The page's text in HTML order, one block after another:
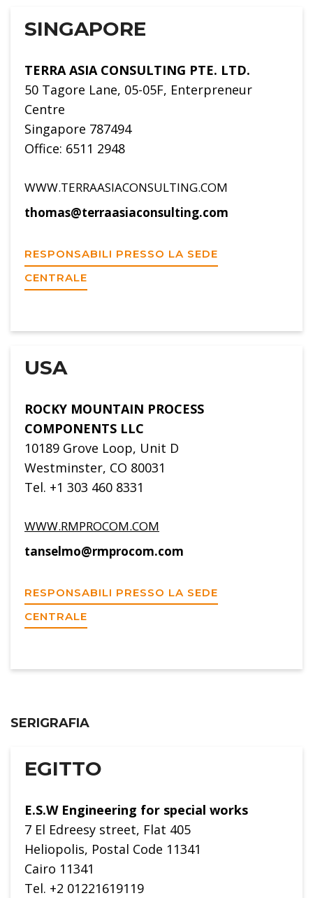
SINGAPORE
TERRA ASIA CONSULTING PTE. LTD.
50 Tagore Lane, 05-05F, Enterpreneur
Centre
Singapore 787494
Office: 6511 2948
WWW.TERRAASIACONSULTING.COM
thomas@terraasiaconsulting.com
RESPONSABILI PRESSO LA SEDE
CENTRALE
USA
ROCKY MOUNTAIN PROCESS
COMPONENTS LLC
10189 Grove Loop, Unit D
Westminster, CO 80031
Tel. +1 303 460 8331
WWW.RMPROCOM.COM
tanselmo@rmprocom.com
RESPONSABILI PRESSO LA SEDE
CENTRALE
SERIGRAFIA
EGITTO
E.S.W Engineering for special works
7 El Edreesy street, Flat 405
Heliopolis, Postal Code 11341
Cairo 11341
Tel. +2 01221619119